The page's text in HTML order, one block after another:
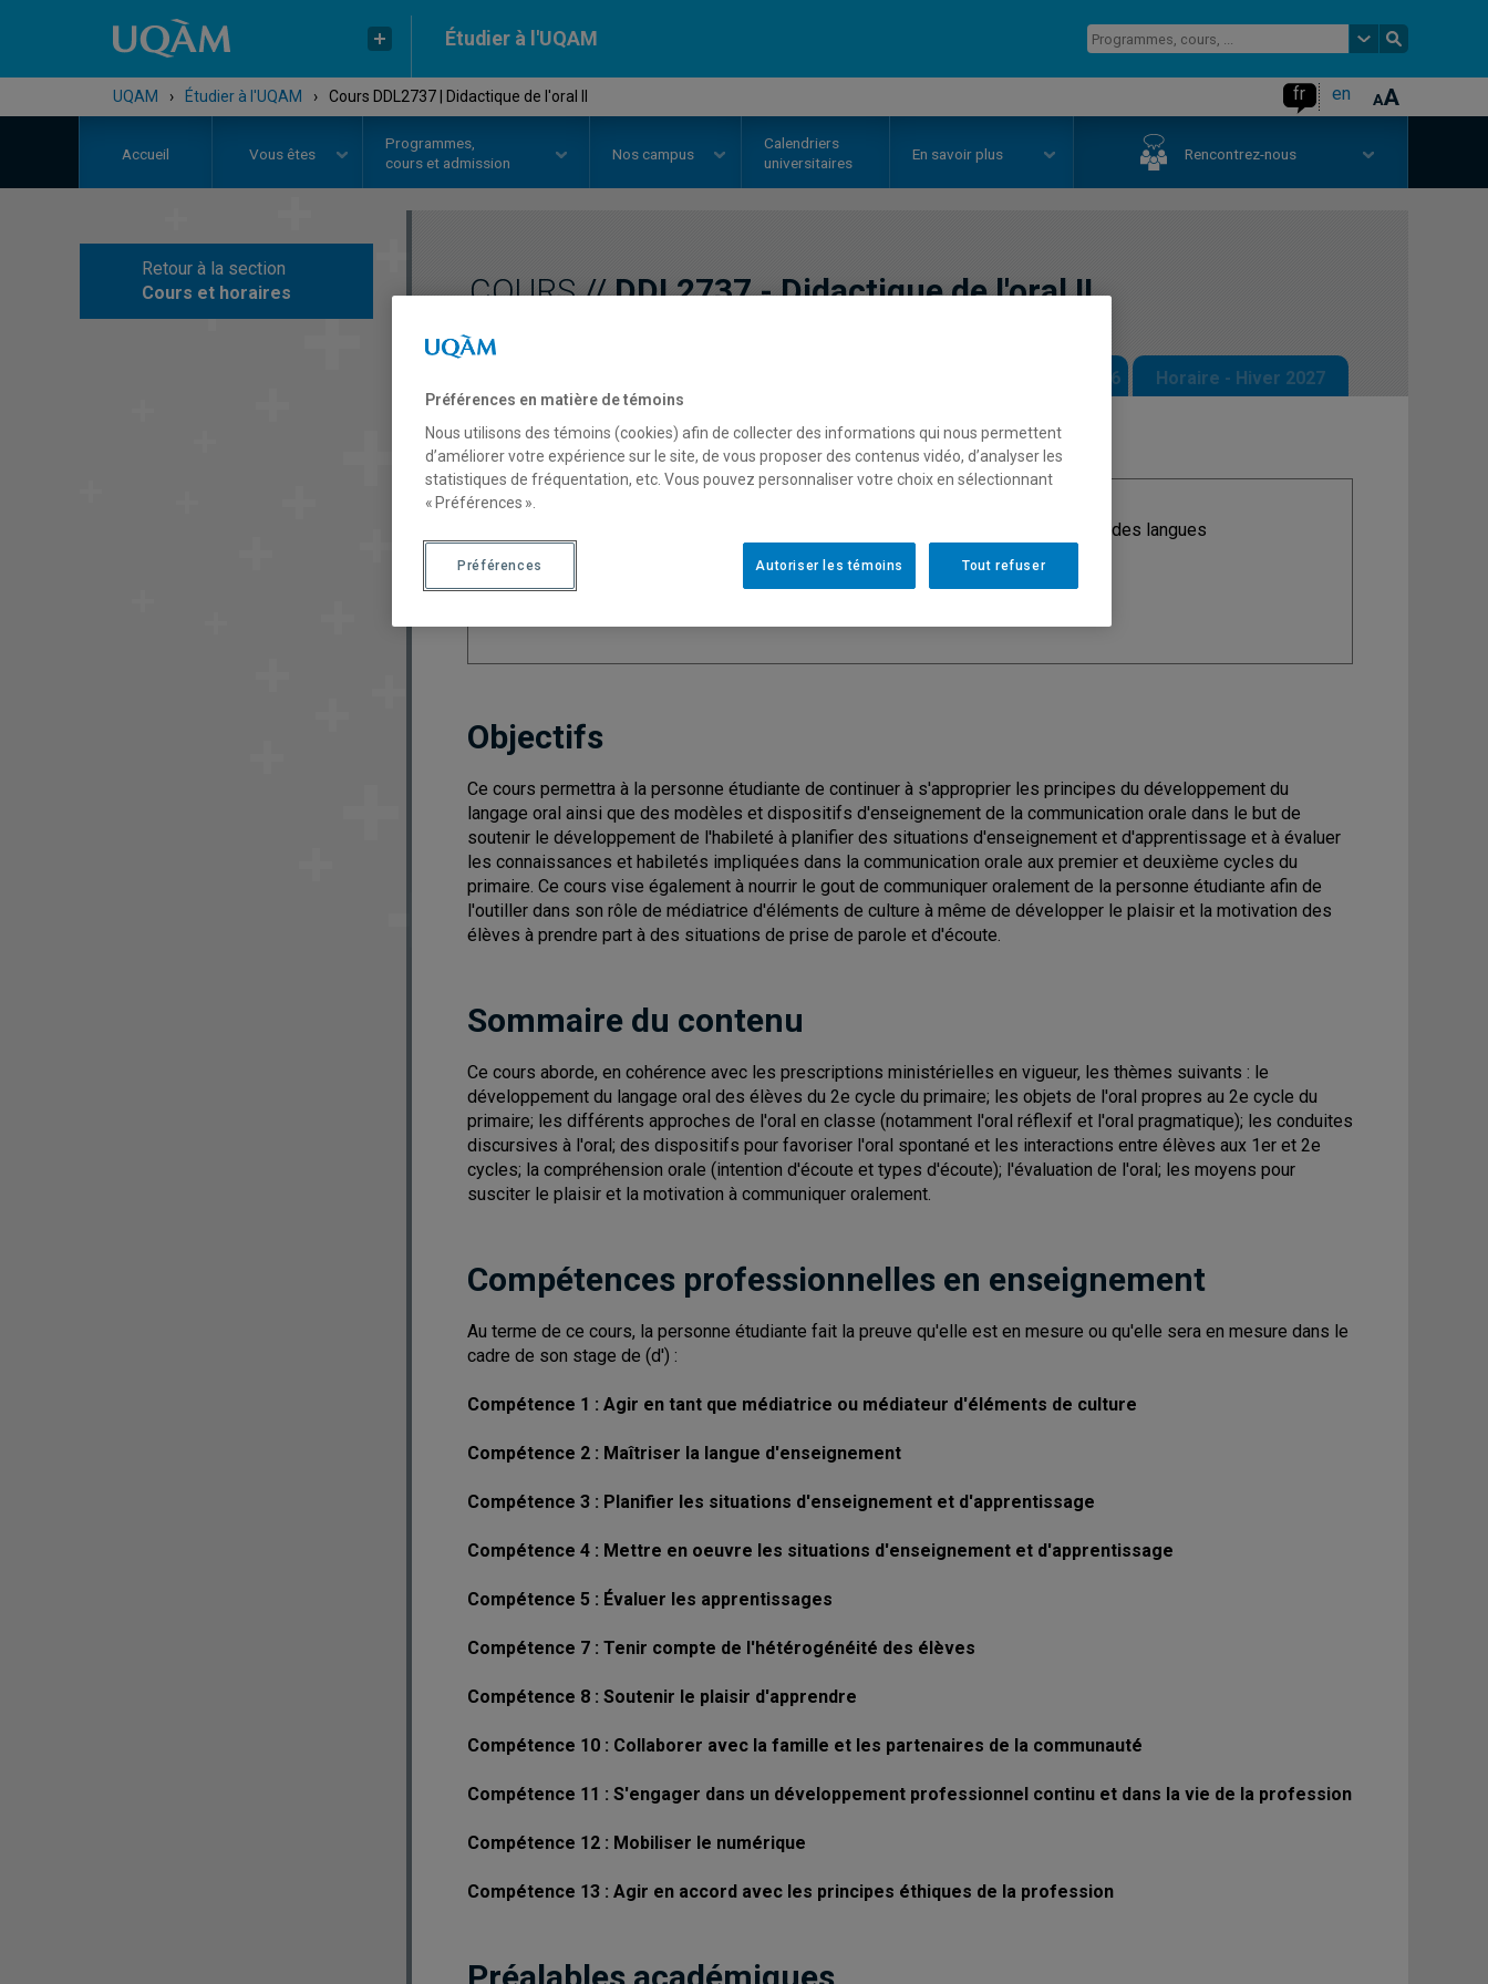
Étudier à l'UQAM
UQAM › Étudier à l'UQAM › Cours DDL2737 | Didactique de l'oral II fr en
Accueil Vous êtes
Programmes,
cours et admission
Nos campus
Calendriers
universitaires
En savoir plus Rencontrez-nous
Retour à la section
Cours et horaires
COURS// DDL2737-Didactique de l'oral II
Horaire - Automne 2026 Horaire - Hiver 2027
Type de cours
: Didactique des langues
Objectifs
Ce cours permettra à la personne étudiante de continuer à s'approprier les principes du développement du
langage oral ainsi que des modèles et dispositifs d'enseignement de la communication orale dans le but de
soutenir le développement de l'habileté à planifier des situations d'enseignement et d'apprentissage et à évaluer
les connaissances et habiletés impliquées dans la communication orale aux premier et deuxième cycles du
primaire. Ce cours vise également à nourrir le gout de communiquer oralement de la personne étudiante afin de
l'outiller dans son rôle de médiatrice d'éléments de culture à même de développer le plaisir et la motivation des
élèves à prendre part à des situations de prise de parole et d'écoute.
Sommaire du contenu
Ce cours aborde, en cohérence avec les prescriptions ministérielles en vigueur, les thèmes suivants : le
développement du langage oral des élèves du 2e cycle du primaire; les objets de l'oral propres au 2e cycle du
primaire; les différents approches de l'oral en classe (notamment l'oral réflexif et l'oral pragmatique); les conduites
discursives à l'oral; des dispositifs pour favoriser l'oral spontané et les interactions entre élèves aux 1er et 2e
cycles; la compréhension orale (intention d'écoute et types d'écoute); l'évaluation de l'oral; les moyens pour
susciter le plaisir et la motivation à communiquer oralement.
Compétences professionnelles en enseignement
Au terme de ce cours, la personne étudiante fait la preuve qu'elle est en mesure ou qu'elle sera en mesure dans le
cadre de son stage de (d') :
Compétence 1 : Agir en tant que médiatrice ou médiateur d'éléments de culture
Compétence 2 : Maîtriser la langue d'enseignement
Compétence 3 : Planifier les situations d'enseignement et d'apprentissage
Compétence 4 : Mettre en oeuvre les situations d'enseignement et d'apprentissage
Compétence 5 : Évaluer les apprentissages
Compétence 7 : Tenir compte de l'hétérogénéité des élèves
Compétence 8 : Soutenir le plaisir d'apprendre
Compétence 10 : Collaborer avec la famille et les partenaires de la communauté
Compétence 11 : S'engager dans un développement professionnel continu et dans la vie de la profession
Compétence 12 : Mobiliser le numérique
Compétence 13 : Agir en accord avec les principes éthiques de la profession
Préférences en matière de témoins
Nous utilisons des témoins (cookies) afin de collecter des informations qui nous permettent
d’améliorer votre expérience sur le site, de vous proposer des contenus vidéo, d’analyser les
statistiques de fréquentation, etc. Vous pouvez personnaliser votre choix en sélectionnant
« Préférences ».
Tout refuser
Autoriser les témoins
Préférences